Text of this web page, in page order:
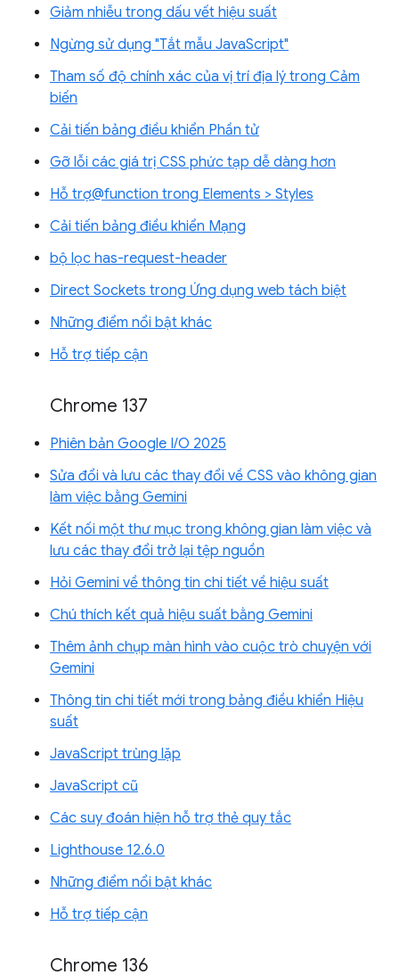
Giảm nhiễu trong dấu vết hiệu suất
Ngừng sử dụng "Tắt mẫu JavaScript"
Tham số độ chính xác của vị trí địa lý trong Cảm
biến
Cải tiến bảng điều khiển Phần tử
Gỡ lỗi các giá trị CSS phức tạp dễ dàng hơn
Hỗ trợ@function trong Elements > Styles
Cải tiến bảng điều khiển Mạng
bộ lọc has-request-header
Direct Sockets trong Ứng dụng web tách biệt
Những điểm nổi bật khác
Hỗ trợ tiếp cận
Chrome 137
Phiên bản Google I/O 2025
Sửa đổi và lưu các thay đổi về CSS vào không gian
làm việc bằng Gemini
Kết nối một thư mục trong không gian làm việc và
lưu các thay đổi trở lại tệp nguồn
Hỏi Gemini về thông tin chi tiết về hiệu suất
Chú thích kết quả hiệu suất bằng Gemini
Thêm ảnh chụp màn hình vào cuộc trò chuyện với
Gemini
Thông tin chi tiết mới trong bảng điều khiển Hiệu
suất
JavaScript trùng lặp
JavaScript cũ
Các suy đoán hiện hỗ trợ thẻ quy tắc
Lighthouse 12.6.0
Những điểm nổi bật khác
Hỗ trợ tiếp cận
Chrome 136